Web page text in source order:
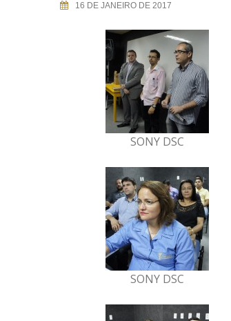
16 DE JANEIRO DE 2017
SONY DSC
SONY DSC